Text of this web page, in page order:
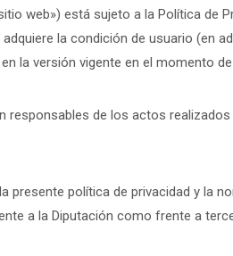
web») está sujeto a la Política de
la condición de usuario (en
la versión vigente en el momento
responsables de los actos
presente política de privacidad y la
a la Diputación como frente a